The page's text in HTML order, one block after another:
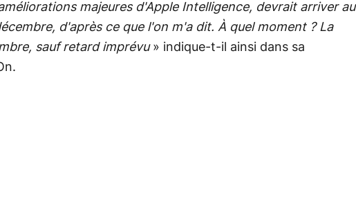
majeures d'Apple Intelligence, devrait arriver au
d'après ce que l'on m'a dit. À quel moment ? La
sauf retard imprévu» indique-t-il ainsi dans sa